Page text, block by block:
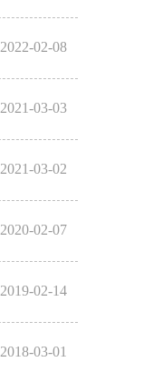
2022-02-08
2021-03-03
2021-03-02
2020-02-07
2019-02-14
2018-03-01